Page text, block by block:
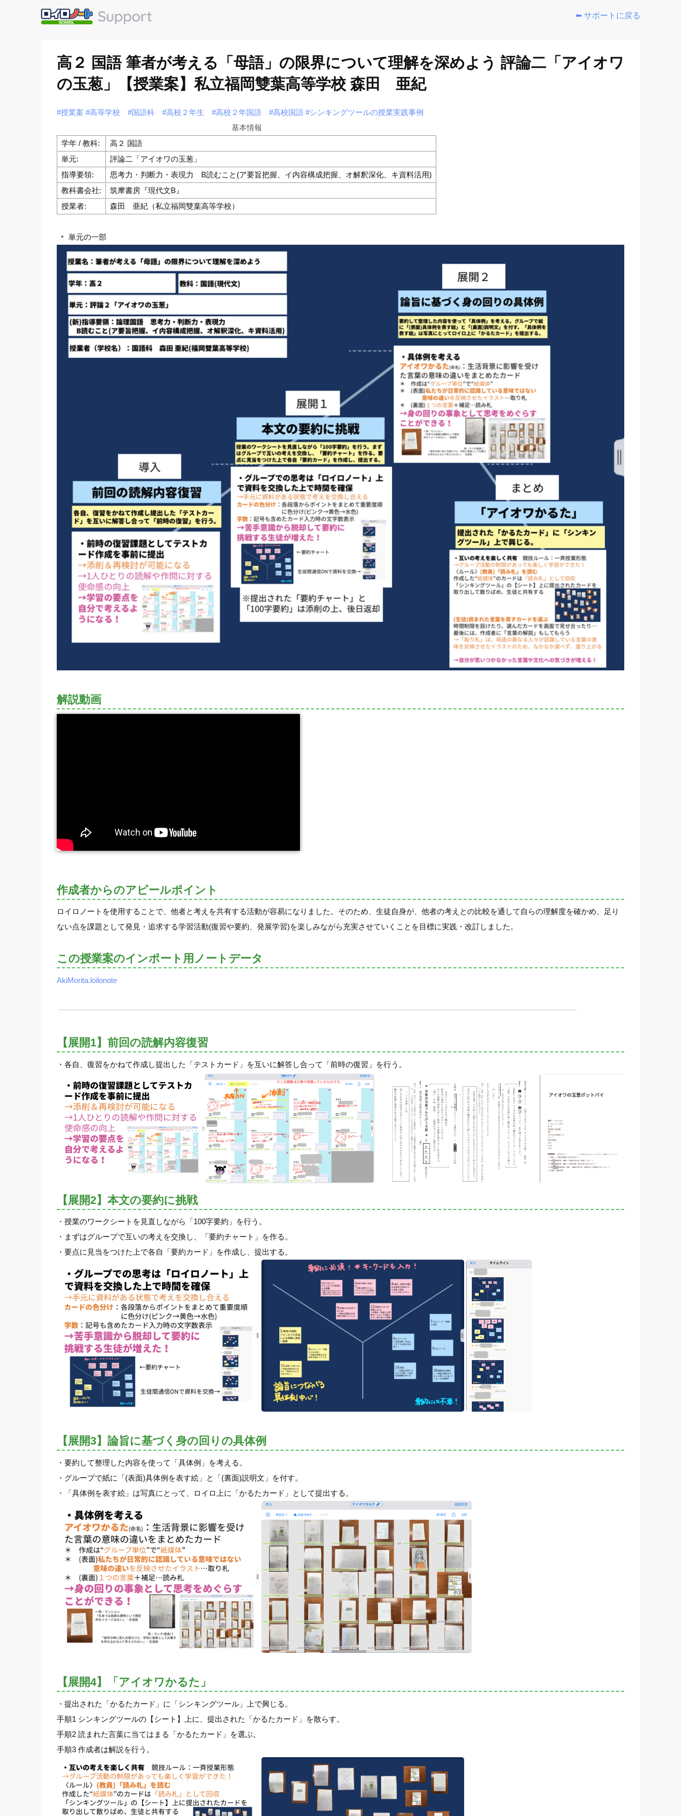
⬅️ サポートに戻る
高２ 国語 筆者が考える「母語」の限界について理解を深めよう 評論二「アイオワ
の玉葱」【授業案】私立福岡雙葉高等学校 森田 亜紀
#授業案 #高等学校 #国語科 #高校２年生 #高校２年国語 #高校国語 #シンキングツールの授業実践事例
基本情報
学年 / 教科:
高２ 国語
単元:
評論二「アイオワの玉葱」
指導要領:
思考力・判断力・表現力 B読むこと(ア要旨把握、イ内容構成把握、オ解釈深化、キ資料活用)
教科書会社:
筑摩書房『現代文B』
授業者:
森田 亜紀（私立福岡雙葉高等学校）
単元の一部
解説動画
作成者からのアピールポイント
ロイロノートを使用することで、他者と考えを共有する活動が容易になりました。そのため、生徒自身が、他者の考えとの比較を通して自らの理解度を確かめ、足り
ない点を課題として発見・追求する学習活動(復習や要約、発展学習)を楽しみながら充実させていくことを目標に実践・改訂しました。
この授業案のインポート用ノートデータ
AkiMorita.loilonote
【展開1】前回の読解内容復習
・各自、復習をかねて作成し提出した「テストカード」を互いに解答し合って「前時の復習」を行う。
【展開2】本文の要約に挑戦
・授業のワークシートを見直しながら「100字要約」を行う。
・まずはグループで互いの考えを交換し、「要約チャート」を作る。
・要点に見当をつけた上で各自「要約カード」を作成し、提出する。
【展開3】論旨に基づく身の回りの具体例
・要約して整理した内容を使って「具体例」を考える。
・グループで紙に「(表面)具体例を表す絵」と「(裏面)説明文」を付す。
・「具体例を表す絵」は写真にとって、ロイロ上に「かるたカード」として提出する。
【展開4】「アイオワかるた」
・提出された「かるたカード」に「シンキングツール」上で興じる。
手順1 シンキングツールの【シート】上に、提出された「かるたカード」を散らす。
手順2 読まれた言葉に当てはまる「かるたカード」を選ぶ。
手順3 作成者は解説を行う。